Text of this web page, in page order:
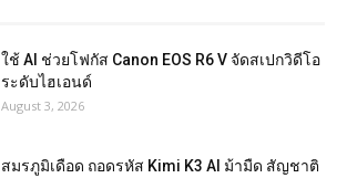
ใช้ AI ช่วยโฟกัส Canon EOS R6 V จัดสเปกวิดีโอ
ระดับไฮเอนด์
August 3, 2026
สมรภูมิเดือด ถอดรหัส Kimi K3 AI ม้ามืด สัญชาติ